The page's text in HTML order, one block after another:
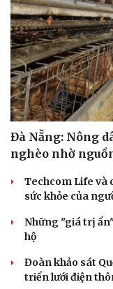
Đà Nẵng: Nông
nghèo nhờ
Techcom Life và
sức khỏe của
Những "giá trị
hộ
Đoàn khảo sát
triển lưới điện